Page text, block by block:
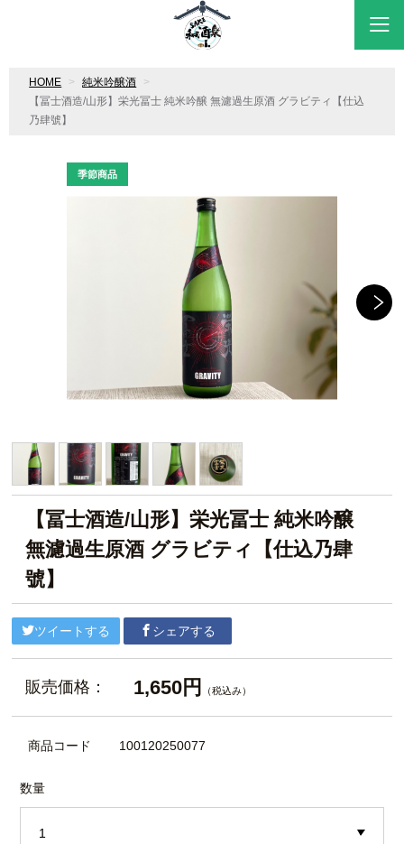
HOME
純米吟醸酒
【冨士酒造/山形】栄光冨士 純米吟醸 無濾過生原酒 グラビティ【仕込
乃肆號】
【冨士酒造/山形】栄光冨士 純米吟醸
無濾過生原酒 グラビティ【仕込乃肆
號】
ツイートする シェアする
販売価格： 1,650円 （税込み）
商品コード 100120250077
数量